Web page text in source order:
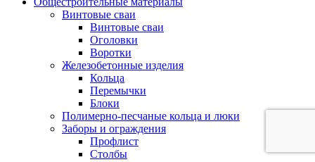
Винтовые сваи
Винтовые сваи
Оголовки
Воротки
Железобетонные изделия
Кольца
Перемычки
Блоки
Полимерно-песчаные кольца и люки
Заборы и ограждения
Профлист
Столбы